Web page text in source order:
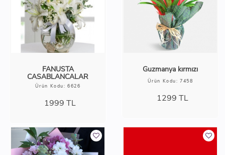
FANUSTA
CASABLANCALAR
Ürün Kodu: 6626
1999 TL
Guzmanya kırmızı
Ürün Kodu: 7458
1299 TL